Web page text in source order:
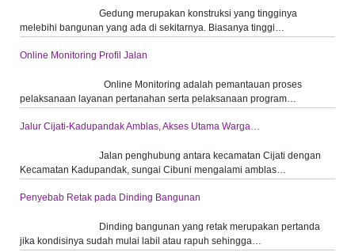
Gedung merupakan konstruksi yang tingginya
melebihi bangunan yang ada di sekitarnya. Biasanya tinggi…
Online Monitoring Profil Jalan
Online Monitoring adalah pemantauan proses
pelaksanaan layanan pertanahan serta pelaksanaan program…
Jalur Cijati-Kadupandak Amblas, Akses Utama Warga…
Jalan penghubung antara kecamatan Cijati dengan
Kecamatan Kadupandak, sungai Cibuni mengalami amblas…
Penyebab Retak pada Dinding Bangunan
Dinding bangunan yang retak merupakan pertanda
jika kondisinya sudah mulai labil atau rapuh sehingga…